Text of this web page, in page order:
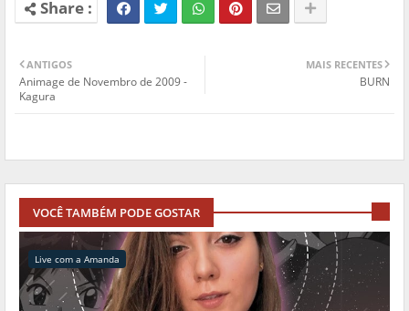
MAIS RECENTES
BURN
ANTIGOS
Animage de Novembro de 2009 -
Kagura
VOCÊ TAMBÉM PODE GOSTAR
Live com a Amanda